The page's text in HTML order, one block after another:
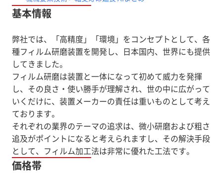
基本情報
弊社では、「高精度」「環境」をコンセプトとして、各
種フィルム研磨装置を開発し、日本国内、世界にも提供
してきました。
フィルム研磨は装置と一体になって初めて威力を発揮
し、その良さ・使い勝手が理解され、世の中に広がって
いくだけに、装置メーカーの責任は重いものとして考え
ております。
それぞれの業界のテーマの追求は、微小研磨および粗さ
追及がポイントになると考えられますし、その解決手段
価格帯